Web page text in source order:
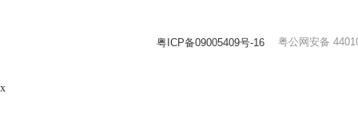
粤ICP备09005409号-16 粤公网安备
x